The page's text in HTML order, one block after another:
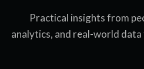
Practical insights from
analytics, and real-world